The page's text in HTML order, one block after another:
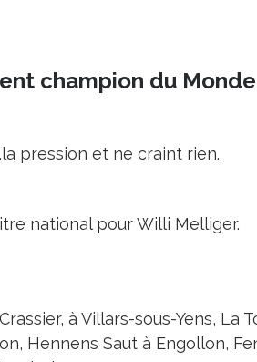
champion du Monde
pression et ne craint rien.
national pour Willi Melliger.
à Villars-sous-Yens, La
Hennens Saut à Engollon,